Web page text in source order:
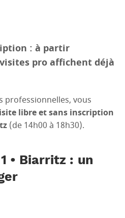
: à partir
pro affichent déjà
professionnelles, vous
libre et sans inscription
(de 14h00 à 18h30).
• Biarritz : un